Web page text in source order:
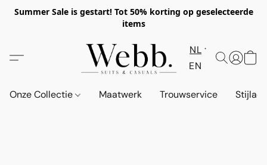
Summer Sale is gestart! Tot 50% korting op geselecteerde
items
NL
EN
Onze Collectie Maatwerk Trouwservice